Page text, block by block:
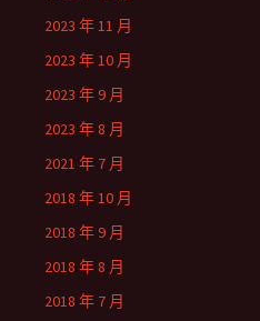
2023 年 11 月
2023 年 10 月
2023 年 9 月
2023 年 8 月
2021 年 7 月
2018 年 10 月
2018 年 9 月
2018 年 8 月
2018 年 7 月